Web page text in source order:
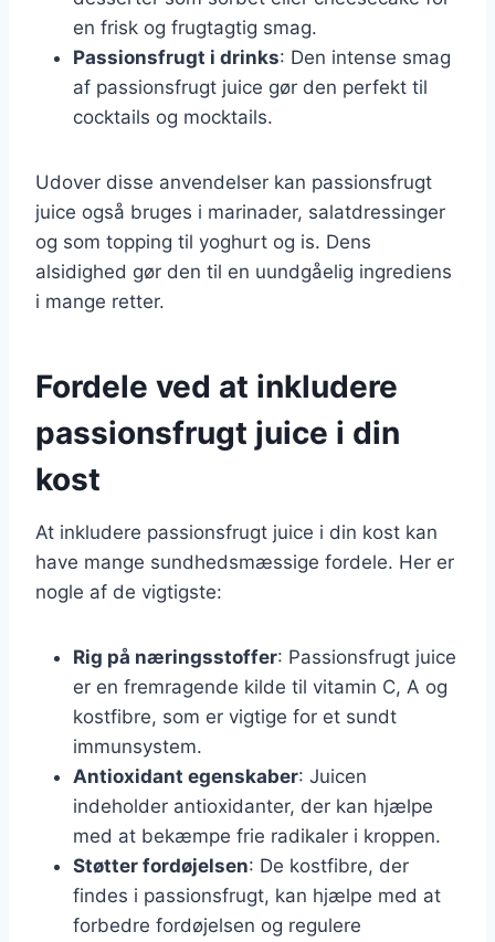
en frisk og frugtagtig smag.
Passionsfrugt i drinks: Den intense smag
af passionsfrugt juice gør den perfekt til
cocktails og mocktails.
Udover disse anvendelser kan passionsfrugt
juice også bruges i marinader, salatdressinger
og som topping til yoghurt og is. Dens
alsidighed gør den til en uundgåelig ingrediens
i mange retter.
Fordele ved at inkludere
passionsfrugt juice i din
kost
At inkludere passionsfrugt juice i din kost kan
have mange sundhedsmæssige fordele. Her er
nogle af de vigtigste:
Rig på næringsstoffer: Passionsfrugt juice
er en fremragende kilde til vitamin C, A og
kostfibre, som er vigtige for et sundt
immunsystem.
Antioxidant egenskaber: Juicen
indeholder antioxidanter, der kan hjælpe
med at bekæmpe frie radikaler i kroppen.
Støtter fordøjelsen: De kostfibre, der
findes i passionsfrugt, kan hjælpe med at
forbedre fordøjelsen og regulere